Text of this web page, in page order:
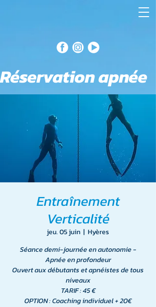
Réservation apnée
Entraînement
Verticalité
jeu. 05 juin
  |
Hyères
Séance demi-journée en autonomie -
Apnée en profondeur
Ouvert aux débutants et apnéistes de tous
niveaux
TARIF : 45 €
OPTION : Coaching individuel + 20€